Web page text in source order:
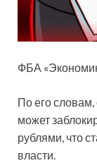
ФБА
По его словам,
может
рублями, что
власти.